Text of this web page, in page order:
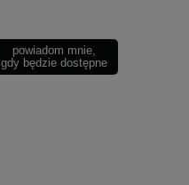
powiadom mnie,
gdy będzie dostępne